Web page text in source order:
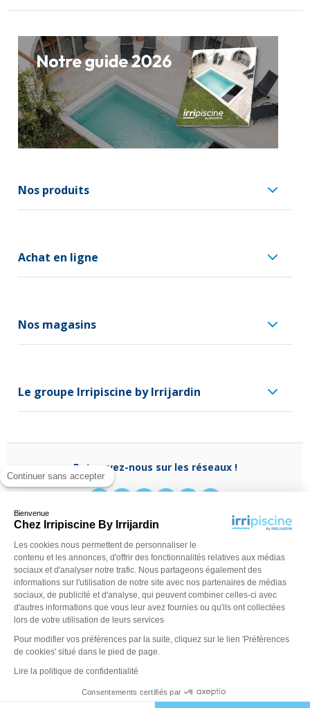
Continuer sans accepter
Bienvenue
Chez Irripiscine By Irrijardin
Les cookies nous permettent de personnaliser le
contenu et les annonces, d'offrir des fonctionnalités relatives aux médias
sociaux et d'analyser notre trafic. Nous partageons également des
informations sur l'utilisation de notre site avec nos partenaires de médias
sociaux, de publicité et d'analyse, qui peuvent combiner celles-ci avec
d'autres informations que vous leur avez fournies ou qu'ils ont collectées
lors de votre utilisation de leurs services
Pour modifier vos préférences par la suite, cliquez sur le lien 'Préférences
de cookies' situé dans le pied de page.
Lire la politique de confidentialité
Consentements certifiés par
Nos produits
Achat en ligne
Nos magasins
Le groupe Irripiscine by Irrijardin
Retrouvez-nous sur les réseaux !
Besoin d'aide ?
0970 818 918
(appel non surtaxé)
Du lundi au vendredi de9 h - 13 hà14 h - 18 h ou
contactez-nous vianotre formulaire
Conditions générales de ventes Mentions